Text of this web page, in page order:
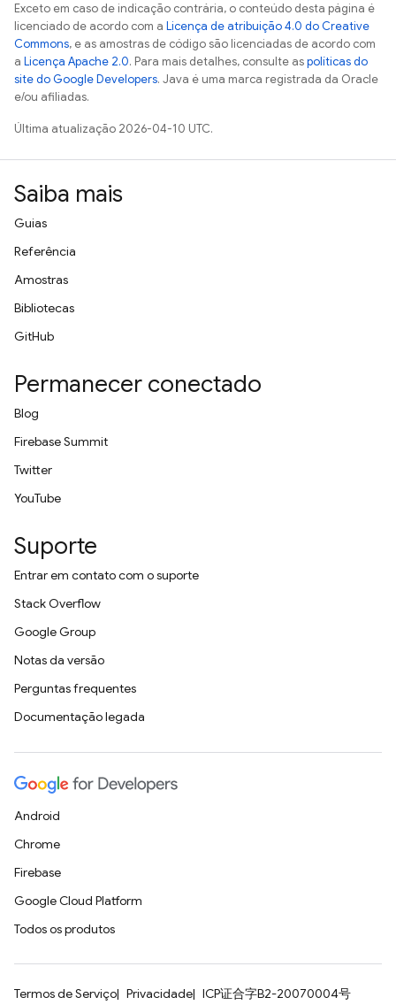
Exceto em caso de indicação contrária, o conteúdo desta página é
licenciado de acordo com a Licença de atribuição 4.0 do Creative
Commons, e as amostras de código são licenciadas de acordo com
a Licença Apache 2.0. Para mais detalhes, consulte aspolíticas do
site do Google Developers. Java é uma marca registrada da Oracle
e/ou afiliadas.
Última atualização 2026-04-10 UTC.
Saiba mais
Guias
Referência
Amostras
Bibliotecas
GitHub
Permanecer conectado
Blog
Firebase Summit
Twitter
YouTube
Suporte
Entrar em contato com o suporte
Stack Overflow
Google Group
Notas da versão
Perguntas frequentes
Documentação legada
Android
Chrome
Firebase
Google Cloud Platform
Todos os produtos
Termos de Serviço Privacidade
ICP证合字B2-20070004号